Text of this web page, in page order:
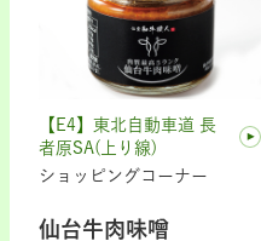
【E4】東北自動車道 長
者原SA(上り線)
ショッピングコーナー
仙台牛肉味噌